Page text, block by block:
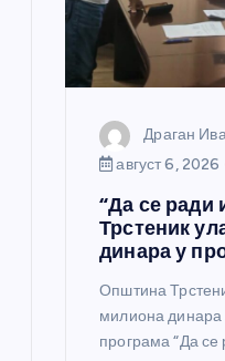
Драган
август 6, 2026
“Да се ради
Трстеник
динара у
Општина
милиона динара
програма “Да се